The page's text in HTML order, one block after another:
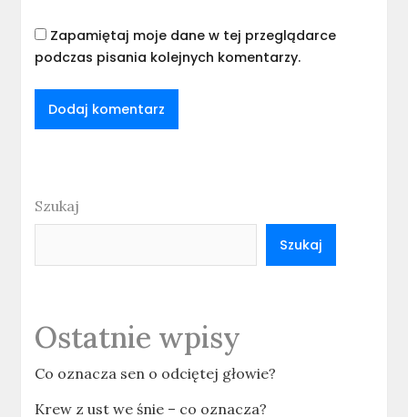
Zapamiętaj moje dane w tej przeglądarce
podczas pisania kolejnych komentarzy.
Szukaj
Szukaj
Ostatnie wpisy
Co oznacza sen o odciętej głowie?
Krew z ust we śnie – co oznacza?